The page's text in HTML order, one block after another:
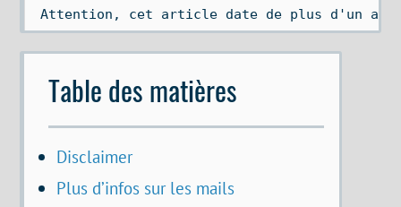
Attention, cet article date de plus d'un
Table des matières
Disclaimer
Plus d’infos sur les mails